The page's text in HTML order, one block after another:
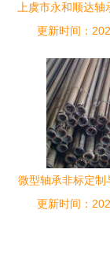
上虞市永和顺达
列表
更新时间：
微型轴承非标定制
更新时间：